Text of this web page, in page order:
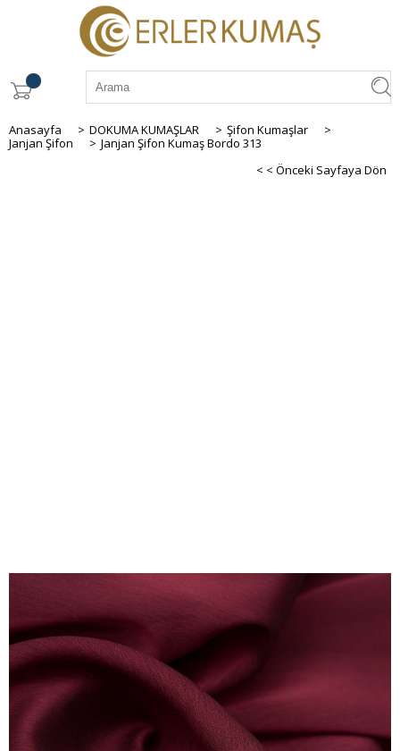
Anasayfa > DOKUMA KUMAŞLAR > Şifon Kumaşlar
>
Janjan Şifon
> Janjan Şifon Kumaş Bordo 313
< < Önceki Sayfaya Dön